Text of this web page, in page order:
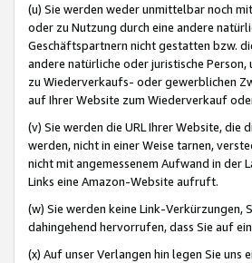
(u) Sie werden weder unmittelbar noch
oder zu Nutzung durch eine andere
Geschäftspartnern nicht gestatten bzw.
andere natürliche oder juristische
zu Wiederverkaufs- oder gewerblichen
auf Ihrer Website zum Wiederverkauf
(v) Sie werden die URL Ihrer Website,
werden, nicht in einer Weise tarnen,
nicht mit angemessenem Aufwand in der
Links eine Amazon-Website aufruft.
(w) Sie werden keine Link-
dahingehend hervorrufen, dass Sie auf
(x) Auf unser Verlangen hin legen Sie